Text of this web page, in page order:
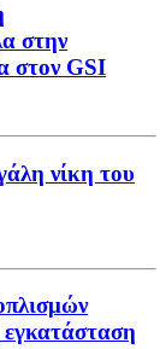
στην
στον GSI
νίκη του